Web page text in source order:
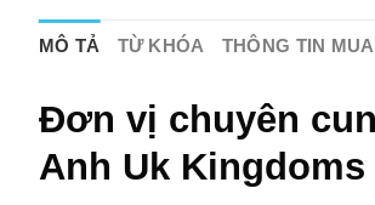
MÔ TẢ TỪ KHÓA THÔNG TIN
Đơn vị chuyên
Anh Uk Kingdoms